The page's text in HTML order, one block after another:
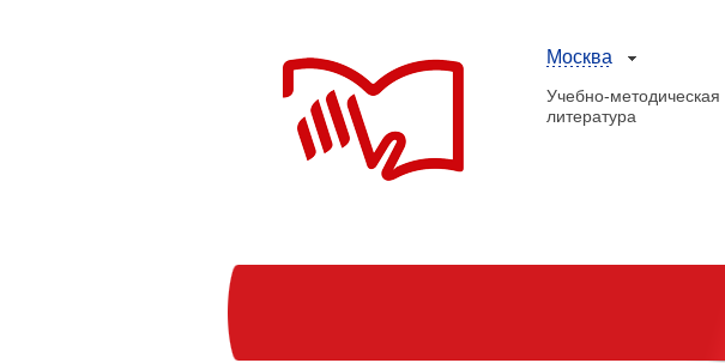
Москва
Учебно-методическая
литература